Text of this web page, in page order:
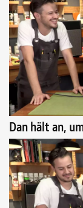
Dan hält an,